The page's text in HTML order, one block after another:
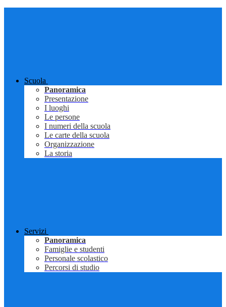
Scuola
Panoramica
Presentazione
I luoghi
Le persone
I numeri della scuola
Le carte della scuola
Organizzazione
La storia
Servizi
Panoramica
Famiglie e studenti
Personale scolastico
Percorsi di studio